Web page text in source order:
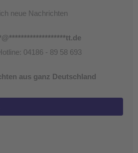
neue Nachrichten
@*******************tt.de
04186 - 89 58 693
aus ganz Deutschland